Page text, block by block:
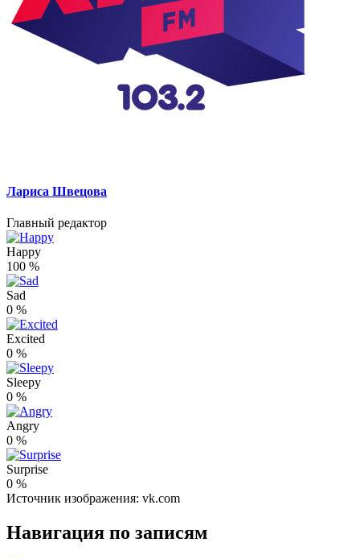
Лариса Швецова
Главный редактор
Happy
100 %
Sad
0 %
Excited
0 %
Sleepy
0 %
Angry
0 %
Surprise
0 %
Источник изображения: vk.com
Навигация по записям